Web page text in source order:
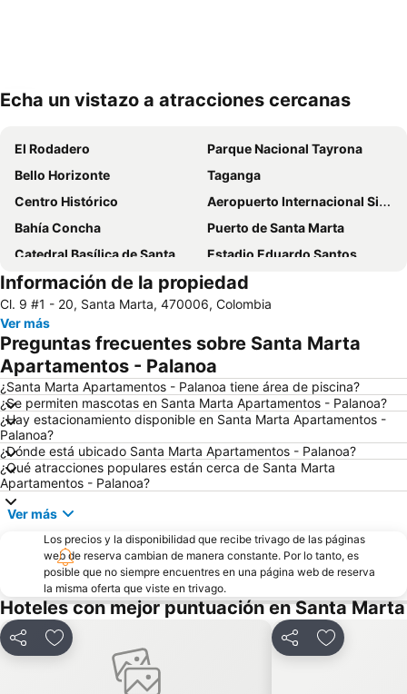
Echa un vistazo a atracciones cercanas
El Rodadero
Parque Nacional Tayrona
Bello Horizonte
Taganga
Centro Histórico
Aeropuerto Internacional Simon Bolivar
Bahía Concha
Puerto de Santa Marta
Catedral Basílica de Santa Marta
Estadio Eduardo Santos
Quinta de San Pedro Alejandrino
Casa de la Aduana
Ciudad Perdida
Información de la propiedad
Cl. 9 #1 - 20, Santa Marta, 470006, Colombia
Ver más
Preguntas frecuentes sobre Santa Marta
Apartamentos - Palanoa
¿Santa Marta Apartamentos - Palanoa tiene área de piscina?
¿Se permiten mascotas en Santa Marta Apartamentos - Palanoa?
¿Hay estacionamiento disponible en Santa Marta Apartamentos -
Palanoa?
¿Dónde está ubicado Santa Marta Apartamentos - Palanoa?
¿Qué atracciones populares están cerca de Santa Marta
Apartamentos - Palanoa?
Ver más
Los precios y la disponibilidad que recibe trivago de las páginas
web de reserva cambian de manera constante. Por lo tanto, es
posible que no siempre encuentres en una página web de reserva
la misma oferta que viste en trivago.
Hoteles con mejor puntuación en Santa Marta
CompartirAgregar a favoritos CompartirAgregar a